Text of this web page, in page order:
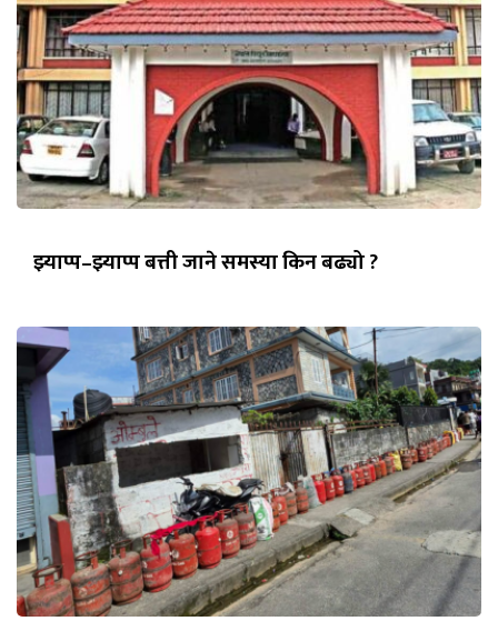
झ्याप्प–झ्याप्प बत्ती जाने समस्या किन बढ्यो ?